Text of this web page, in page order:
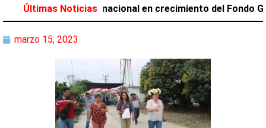
Últimas Noticias
el primer lugar nacional en crecimiento del Fondo
marzo 15, 2023